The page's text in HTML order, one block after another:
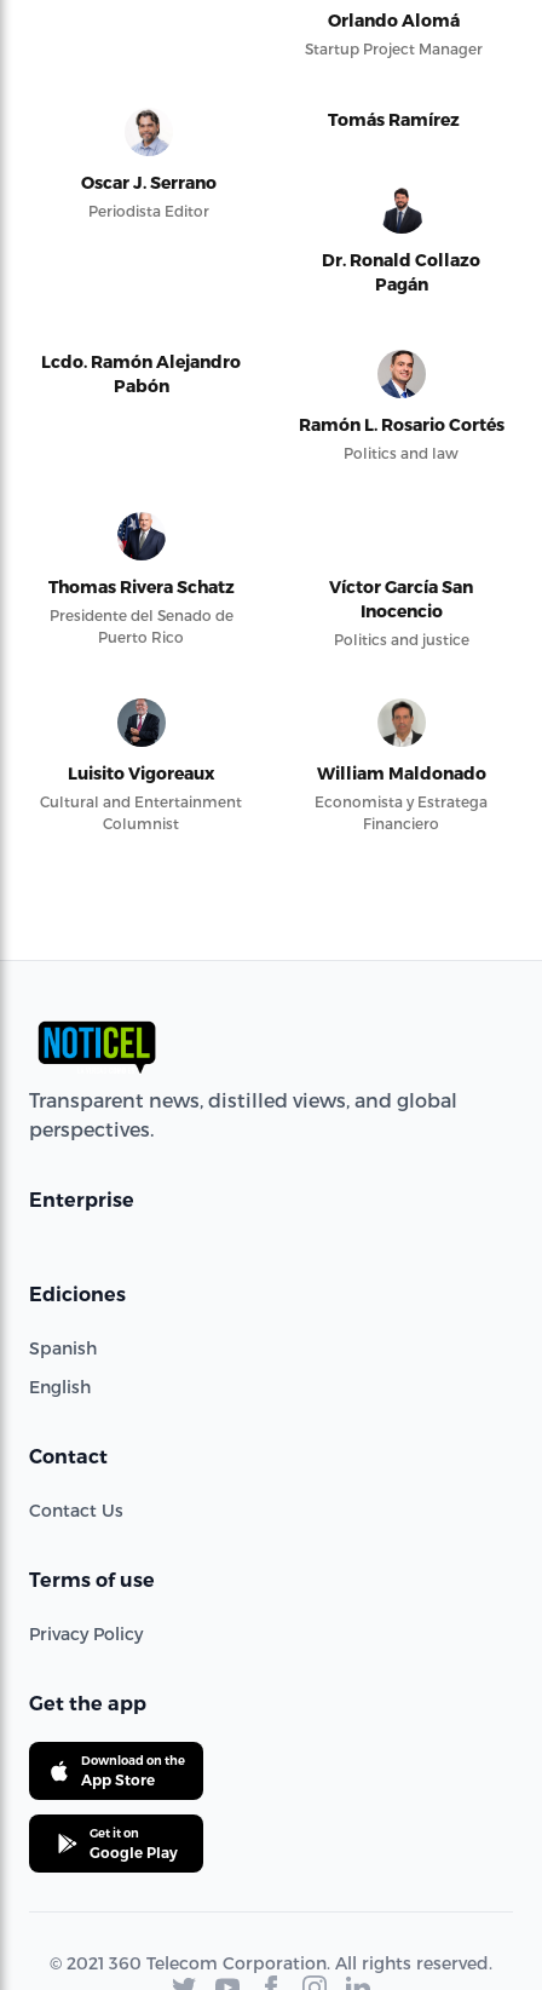
Orlando Alomá
Startup Project Manager
Oscar J. Serrano
Periodista Editor
Tomás Ramírez
Dr. Ronald Collazo
Pagán
Lcdo. Ramón Alejandro
Pabón
Ramón L. Rosario Cortés
Politics and law
Thomas Rivera Schatz
Presidente del Senado de
Puerto Rico
Víctor García San
Inocencio
Politics and justice
Luisito Vigoreaux
Cultural and Entertainment
Columnist
William Maldonado
Economista y Estratega
Financiero
Transparent news, distilled views, and global
perspectives.
Enterprise
Ediciones
Spanish
English
Contact
Contact Us
Terms of use
Privacy Policy
Get the app
Download on the
App Store
Get it on
Google Play
© 2021 360 Telecom Corporation. All rights reserved.